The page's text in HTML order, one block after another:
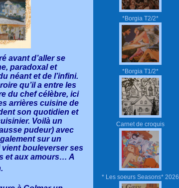
*Borgia T2/2*
*Borgia T1/2*
Carnet de croquis
* Les soeurs Seasons* 2026
avant d’aller se
paradoxal et
néant et de l’infini.
qu’il a entre les
du chef célèbre, ici
arrières cuisine de
son quotidien et
Voilà un
pudeur) avec
sur un
bouleverser ses
et aux amours… A